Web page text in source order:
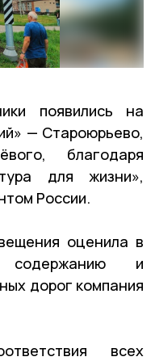
появились на
— Староюрьево,
благодаря
для жизни»,
России.
оценила в
и
дорог компания
всех